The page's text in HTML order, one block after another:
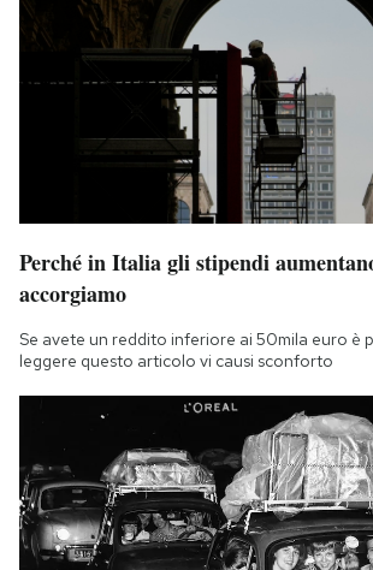
Perché in Italia gli stipendi
accorgiamo
Se avete un reddito inferiore ai 50mila euro è
leggere questo articolo vi causi sconforto